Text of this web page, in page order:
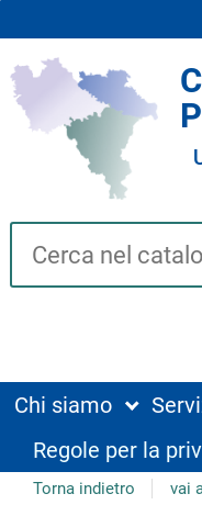
Cerca su "Catalogo"
Chi siamo
Regole per la
Torna indietro vai